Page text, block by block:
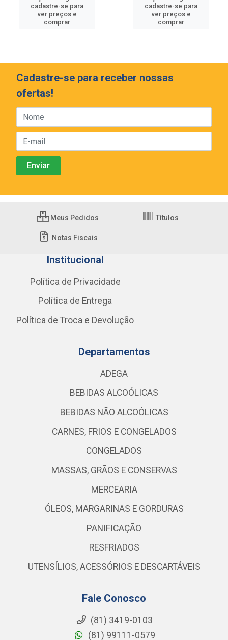
cadastre-se para
ver preços e
comprar
cadastre-se para
ver preços e
comprar
Cadastre-se para receber nossas
ofertas!
Meus Pedidos Títulos
Notas Fiscais
Institucional
Política de Privacidade
Política de Entrega
Política de Troca e Devolução
Departamentos
ADEGA
BEBIDAS ALCOÓLICAS
BEBIDAS NÃO ALCOÓLICAS
CARNES, FRIOS E CONGELADOS
CONGELADOS
MASSAS, GRÃOS E CONSERVAS
MERCEARIA
ÓLEOS, MARGARINAS E GORDURAS
PANIFICAÇÃO
RESFRIADOS
UTENSÍLIOS, ACESSÓRIOS E DESCARTÁVEIS
Fale Conosco
(81) 3419-0103
(81) 99111-0579